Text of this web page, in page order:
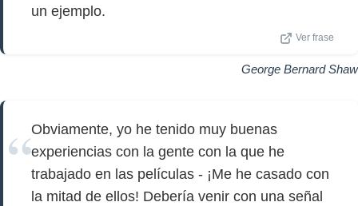
un ejemplo.
Ver frase
George Bernard Shaw
Obviamente, yo he tenido muy buenas
experiencias con la gente con la que he
trabajado en las películas - ¡Me he casado con
la mitad de ellos! Debería venir con una señal